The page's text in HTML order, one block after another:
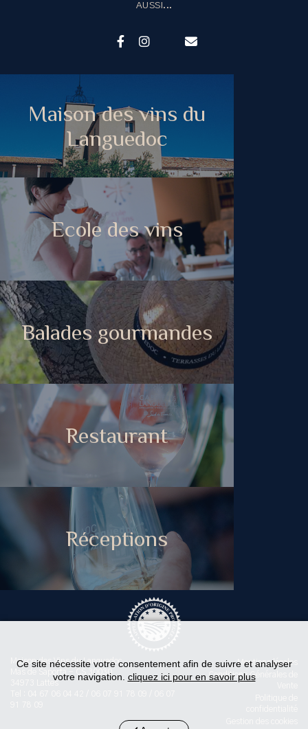
AUSSI...
Maison des vins du
Languedoc
Ecole des vins
Balades gourmandes
Restaurant
Réceptions
Maison des Vins du Languedoc
Mas de Saporta - CS 30030
34973 Lattes
Mentions légales
Conditions Générales de
Ce site nécessite votre consentement afin de suivre et analyser
votre navigation. cliquez ici pour en savoir plus